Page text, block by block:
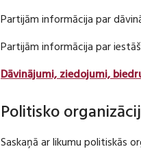
Partijām informācija par
Partijām informācija par
Dāvinājumi, ziedojumi,
Politisko
Saskaņā ar likumu politiskās